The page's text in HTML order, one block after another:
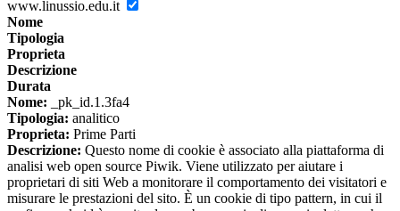
www.linussio.edu.it
Nome
Tipologia
Proprieta
Descrizione
Durata
Nome: _pk_id.1.3fa4
Tipologia: analitico
Proprieta: Prime Parti
Descrizione: Questo nome di cookie è associato alla piattaforma di
analisi web open source Piwik. Viene utilizzato per aiutare i
proprietari di siti Web a monitorare il comportamento dei visitatori e
misurare le prestazioni del sito. È un cookie di tipo pattern, in cui il